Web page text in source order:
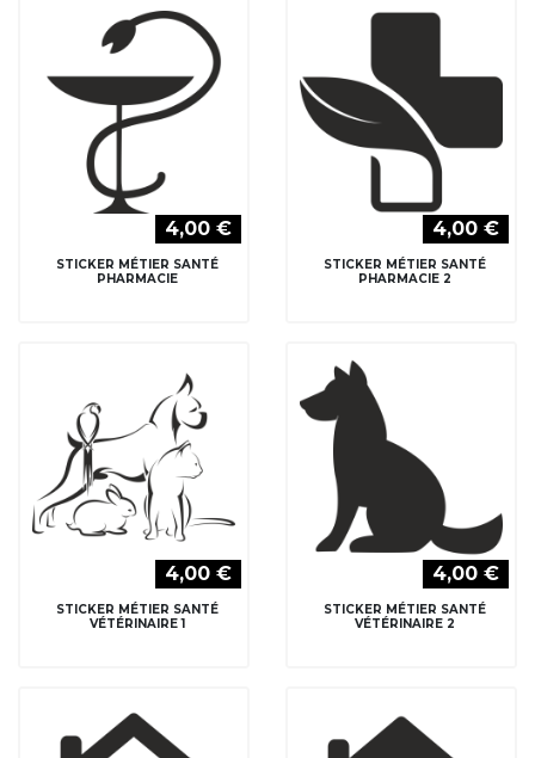
4,00 €
STICKER MÉTIER SANTÉ
PHARMACIE
4,00 €
STICKER MÉTIER SANTÉ
PHARMACIE 2
4,00 €
STICKER MÉTIER SANTÉ
VÉTÉRINAIRE 1
4,00 €
STICKER MÉTIER SANTÉ
VÉTÉRINAIRE 2